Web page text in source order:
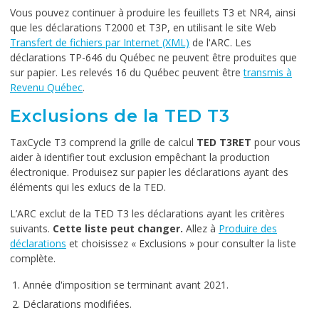
Vous pouvez continuer à produire les feuillets T3 et NR4, ainsi
que les déclarations T2000 et T3P, en utilisant le site Web
Transfert de fichiers par Internet (XML) de l'ARC. Les
déclarations TP-646 du Québec ne peuvent être produites que
sur papier. Les relevés 16 du Québec peuvent êtretransmis à
Revenu Québec.
Exclusions de la TED T3
TaxCycle T3 comprend la grille de calcul TED T3RET pour vous
aider à identifier tout exclusion empêchant la production
électronique. Produisez sur papier les déclarations ayant des
éléments qui les exlucs de la TED.
L’ARC exclut de la TED T3 les déclarations ayant les critères
suivants. Cette liste peut changer. Allez à Produire des
déclarations et choisissez « Exclusions » pour consulter la liste
complète.
Année d'imposition se terminant avant 2021.
Déclarations modifiées.